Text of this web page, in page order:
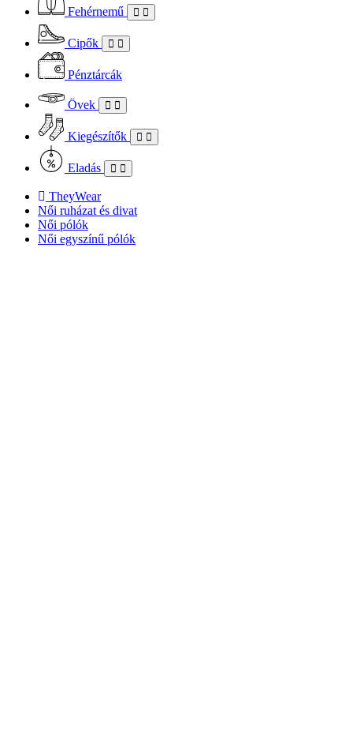
Fehérnemű
Cipők
Pénztárcák
Övek
Kiegészítők
Eladás
TheyWear
Női ruházat és divat
Női pólók
Női egyszínű pólók